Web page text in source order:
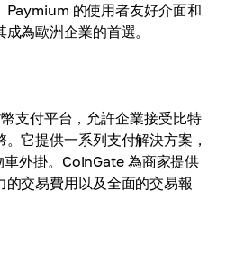
Paymium 的使用者友好介面和
為歐洲企業的首選。
支付平台，允許企業接受比特
它提供一系列支付解決方案，
外掛。CoinGate 為商家提供
交易費用以及全面的交易報